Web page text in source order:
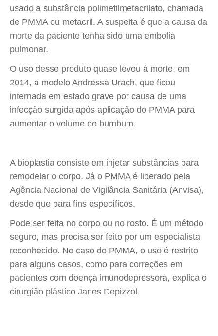
usado a substância polimetilmetacrilato, chamada
de PMMA ou metacril. A suspeita é que a causa da
morte da paciente tenha sido uma embolia
pulmonar.
O uso desse produto quase levou à morte, em
2014, a modelo Andressa Urach, que ficou
internada em estado grave por causa de uma
infecção surgida após aplicação do PMMA para
aumentar o volume do bumbum.
A bioplastia consiste em injetar substâncias para
remodelar o corpo. Já o PMMA é liberado pela
Agência Nacional de Vigilância Sanitária (Anvisa),
desde que para fins específicos.
Pode ser feita no corpo ou no rosto. É um método
seguro, mas precisa ser feito por um especialista
reconhecido. No caso do PMMA, o uso é restrito
para alguns casos, como para correções em
pacientes com doença imunodepressora, explica o
cirurgião plástico Janes Depizzol.